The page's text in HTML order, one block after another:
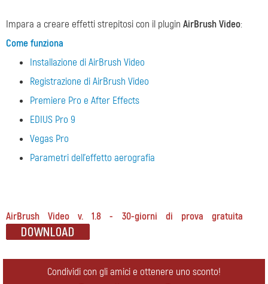
Impara a creare effetti strepitosi con il plugin AirBrush Video:
Come funziona
Installazione di AirBrush Video
Registrazione di AirBrush Video
Premiere Pro e After Effects
EDIUS Pro 9
Vegas Pro
Parametri dell'effetto aerografia
AirBrush Video v. 1.8 - 30-giorni di prova gratuita
Condividi con gli amici e ottenere uno sconto!